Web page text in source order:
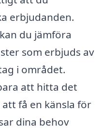
erbjudanden.
du jämföra
som erbjuds av
i området.
att hitta det
få en känsla för
dina behov